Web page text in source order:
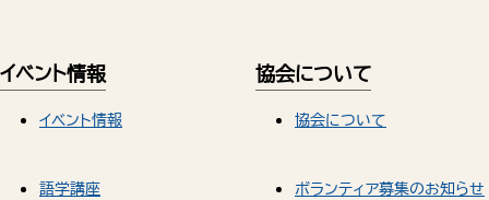
イベント情報
イベント情報
語学講座
協会について
協会について
ボランティア募集のお知らせ